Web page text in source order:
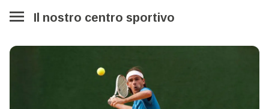
Il nostro centro sportivo